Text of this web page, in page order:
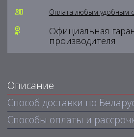
Оплата любым удобным
Официальная
производителя
Описание
Способ доставки по
Способы оплаты и